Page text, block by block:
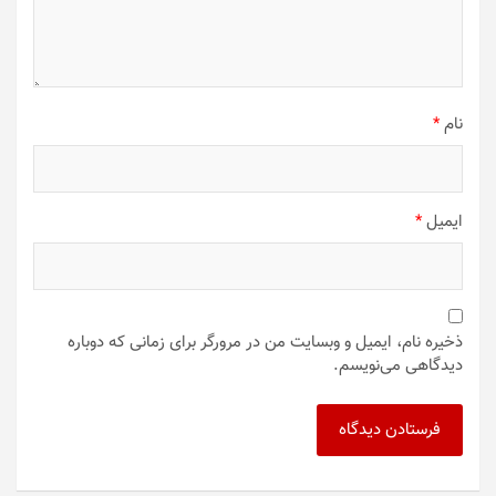
نام*
ایمیل*
ذخیره نام، ایمیل و وبسایت من در مرورگر برای زمانی که دوباره
دیدگاهی می‌نویسم.